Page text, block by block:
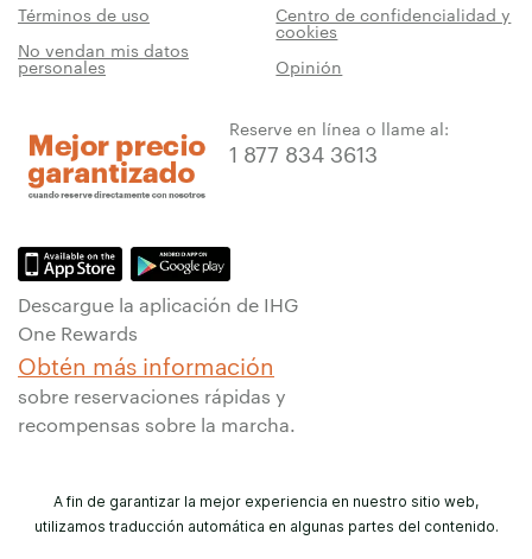
Términos de uso Centro de confidencialidad y
cookies
No vendan mis datos
personales Opinión
Reserve en línea o llame al:
1 877 834 3613
Descargue la aplicación de IHG
One Rewards
Obtén más información
sobre reservaciones rápidas y
recompensas sobre la marcha.
A fin de garantizar la mejor experiencia en nuestro sitio web,
utilizamos traducción automática en algunas partes del contenido.